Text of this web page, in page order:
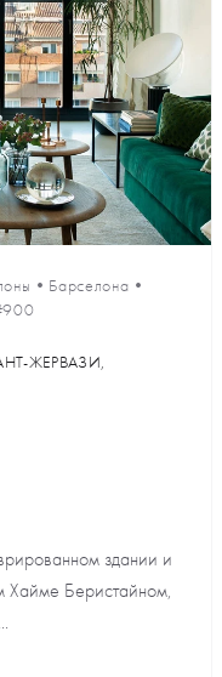
• Барселона •
ЖЕРВАЗИ,
здании и
Хайме Бериcтайном,